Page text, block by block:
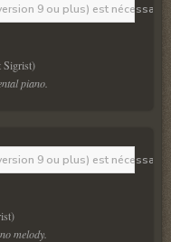
9 ou plus) est
Sigrist)
piano.
9 ou plus) est
melody.